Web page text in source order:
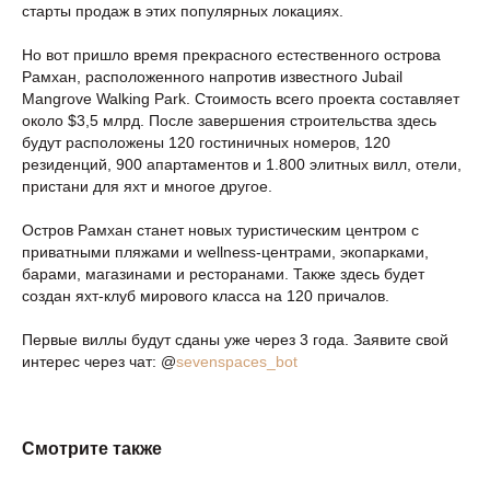
старты продаж в этих популярных локациях.
Но вот пришло время прекрасного естественного острова
Рамхан, расположенного напротив известного Jubail
Mangrove Walking Park. Стоимость всего проекта составляет
около $3,5 млрд. После завершения строительства здесь
будут расположены 120 гостиничных номеров, 120
резиденций, 900 апартаментов и 1.800 элитных вилл, отели,
пристани для яхт и многое другое.
Остров Рамхан станет новых туристическим центром с
приватными пляжами и wellness-центрами, экопарками,
барами, магазинами и ресторанами. Также здесь будет
создан яхт-клуб мирового класса на 120 причалов.
Первые виллы будут сданы уже через 3 года. Заявите свой
интерес через чат: @sevenspaces_bot
Смотрите также